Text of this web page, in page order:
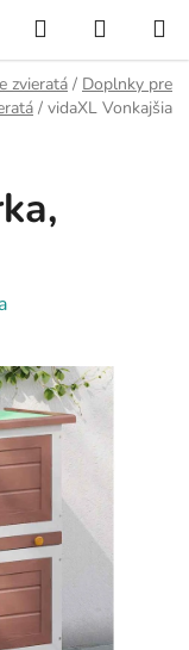
Hľadať
KOŠÍK
zvieratá / Doplnky pre
/ vidaXL Vonkajšia